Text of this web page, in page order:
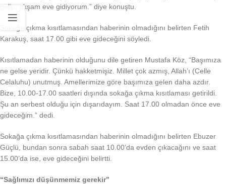
gelip, akşam eve gidiyorum.” diye konuştu.
Sokağa çıkma kısıtlamasından haberinin olmadığını belirten Fetih
Karakuş, saat 17.00 gibi eve gideceğini söyledi.
Kısıtlamadan haberinin olduğunu dile getiren Mustafa Köz, “Başımıza
ne gelse yeridir. Çünkü hakketmişiz. Millet çok azmış, Allah’ı (Celle
Celaluhu) unutmuş. Amellerimize göre başımıza gelen daha azdır.
Bize, 10.00-17.00 saatleri dışında sokağa çıkma kısıtlaması getirildi.
Şu an serbest olduğu için dışarıdayım. Saat 17.00 olmadan önce eve
gideceğim.” dedi.
Sokağa çıkma kısıtlamasından haberinin olmadığını belirten Ebuzer
Güçlü, bundan sonra sabah saat 10.00’da evden çıkacağını ve saat
15.00’da ise, eve gideceğini belirtti.
“Sağlımızı düşünmemiz gerekir”